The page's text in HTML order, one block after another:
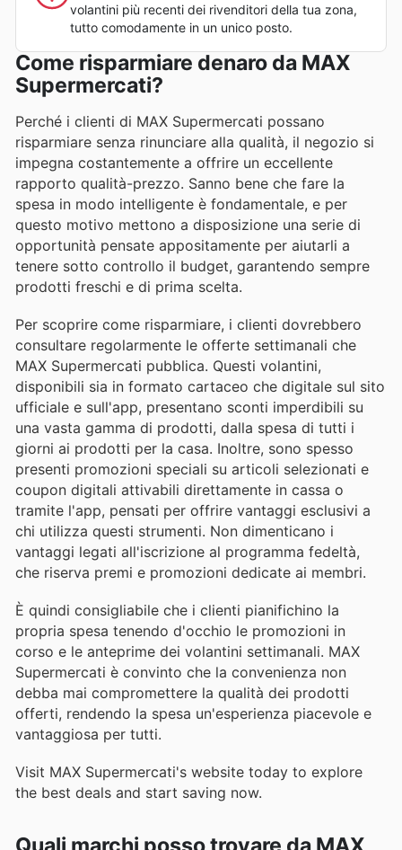
volantini più recenti dei rivenditori della tua zona,
tutto comodamente in un unico posto.
Come risparmiare denaro da MAX
Supermercati?
Perché i clienti di MAX Supermercati possano
risparmiare senza rinunciare alla qualità, il negozio si
impegna costantemente a offrire un eccellente
rapporto qualità-prezzo. Sanno bene che fare la
spesa in modo intelligente è fondamentale, e per
questo motivo mettono a disposizione una serie di
opportunità pensate appositamente per aiutarli a
tenere sotto controllo il budget, garantendo sempre
prodotti freschi e di prima scelta.
Per scoprire come risparmiare, i clienti dovrebbero
consultare regolarmente le offerte settimanali che
MAX Supermercati pubblica. Questi volantini,
disponibili sia in formato cartaceo che digitale sul sito
ufficiale e sull'app, presentano sconti imperdibili su
una vasta gamma di prodotti, dalla spesa di tutti i
giorni ai prodotti per la casa. Inoltre, sono spesso
presenti promozioni speciali su articoli selezionati e
coupon digitali attivabili direttamente in cassa o
tramite l'app, pensati per offrire vantaggi esclusivi a
chi utilizza questi strumenti. Non dimenticano i
vantaggi legati all'iscrizione al programma fedeltà,
che riserva premi e promozioni dedicate ai membri.
È quindi consigliabile che i clienti pianifichino la
propria spesa tenendo d'occhio le promozioni in
corso e le anteprime dei volantini settimanali. MAX
Supermercati è convinto che la convenienza non
debba mai compromettere la qualità dei prodotti
offerti, rendendo la spesa un'esperienza piacevole e
vantaggiosa per tutti.
Visit MAX Supermercati's website today to explore
the best deals and start saving now.